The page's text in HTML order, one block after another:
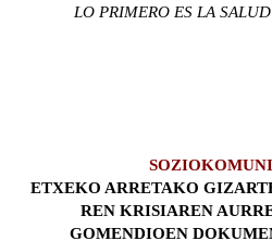
LO PRIMERO ES LA
ETXEKO ARRETAKO
REN KRISIAREN
GOMENDIOEN